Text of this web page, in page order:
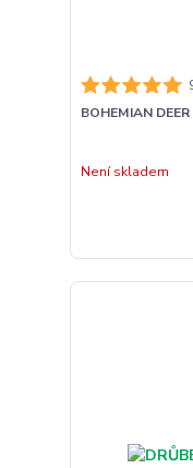
BOHEMIAN
Není skladem